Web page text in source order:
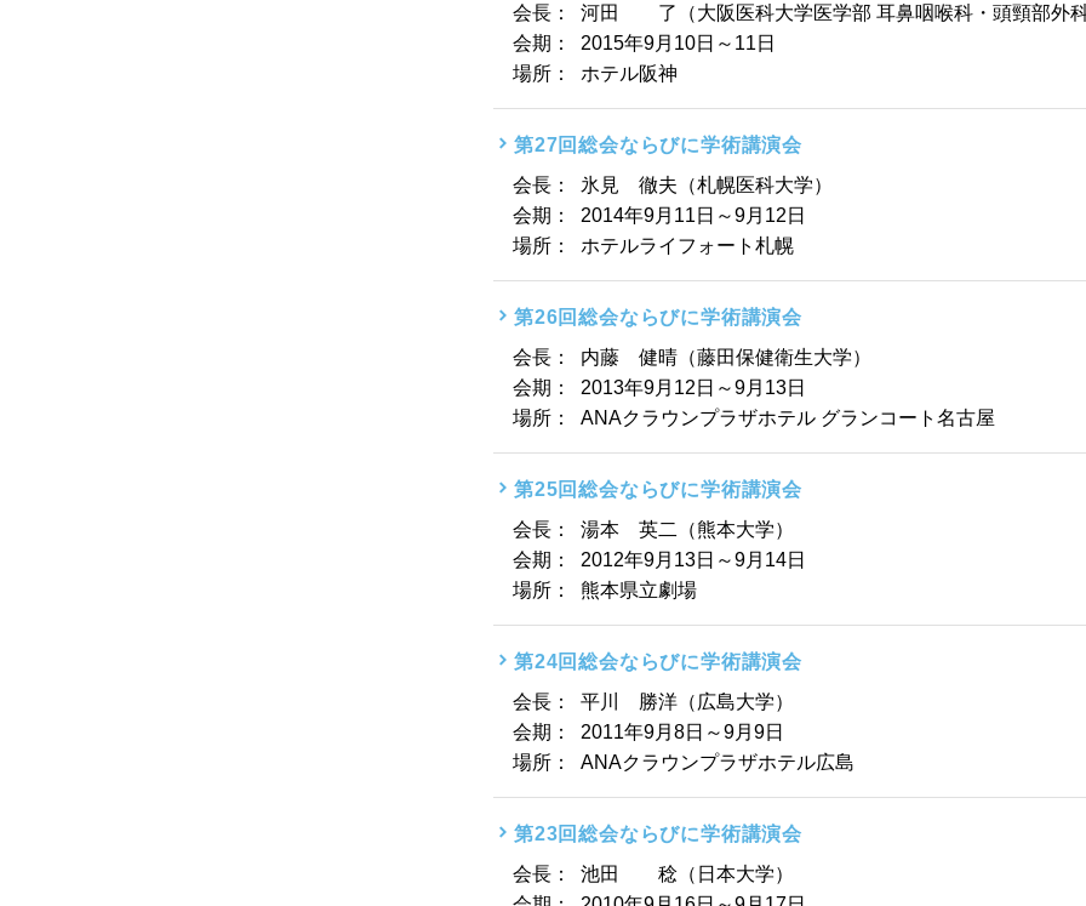
会長：
河田 了（大阪医科大学医学部 耳鼻咽喉科・頭頸部外
会期：
2015年9月10日～11日
場所：
ホテル阪神
第27回総会ならびに学術講演会
会長：
氷見 徹夫（札幌医科大学）
会期：
2014年9月11日～9月12日
場所：
ホテルライフォート札幌
第26回総会ならびに学術講演会
会長：
内藤 健晴（藤田保健衛生大学）
会期：
2013年9月12日～9月13日
場所：
ANAクラウンプラザホテル グランコート名古屋
第25回総会ならびに学術講演会
会長：
湯本 英二（熊本大学）
会期：
2012年9月13日～9月14日
場所：
熊本県立劇場
第24回総会ならびに学術講演会
会長：
平川 勝洋（広島大学）
会期：
2011年9月8日～9月9日
場所：
ANAクラウンプラザホテル広島
第23回総会ならびに学術講演会
会長：
池田 稔（日本大学）